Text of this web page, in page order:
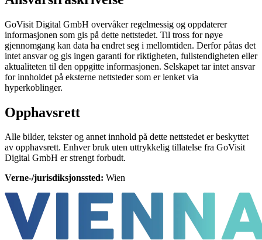
GoVisit Digital GmbH overvåker regelmessig og oppdaterer
informasjonen som gis på dette nettstedet. Til tross for nøye
gjennomgang kan data ha endret seg i mellomtiden. Derfor påtas det
intet ansvar og gis ingen garanti for riktigheten, fullstendigheten eller
aktualiteten til den oppgitte informasjonen. Selskapet tar intet ansvar
for innholdet på eksterne nettsteder som er lenket via
hyperkoblinger.
Opphavsrett
Alle bilder, tekster og annet innhold på dette nettstedet er beskyttet
av opphavsrett. Enhver bruk uten uttrykkelig tillatelse fra GoVisit
Digital GmbH er strengt forbudt.
Verne-/jurisdiksjonssted: Wien